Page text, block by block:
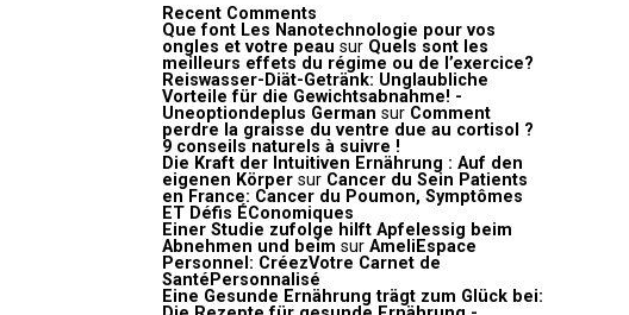
Recent Comments
Que font Les Nanotechnologie pour vos
ongles et votre peau sur Quels sont les
meilleurs effets du régime ou de l’exercice?
Reiswasser-Diät-Getränk: Unglaubliche
Vorteile für die Gewichtsabnahme! -
Uneoptiondeplus German sur Comment
perdre la graisse du ventre due au cortisol ?
9 conseils naturels à suivre !
Die Kraft der Intuitiven Ernährung : Auf den
eigenen Körper sur Cancer du Sein Patients
en France: Cancer du Poumon, Symptômes
ET Défis ÉConomiques
Einer Studie zufolge hilft Apfelessig beim
Abnehmen und beim sur AmeliEspace
Personnel: CréezVotre Carnet de
SantéPersonnalisé
Eine Gesunde Ernährung trägt zum Glück bei: